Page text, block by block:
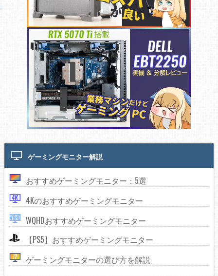
ゲーミングモニター解説
おすすめゲーミングモニター：5選
4Kのおすすめゲーミングモニター
WQHDおすすめゲーミングモニター
【PS5】おすすめゲーミングモニター
ゲーミングモニターの選び方を解説